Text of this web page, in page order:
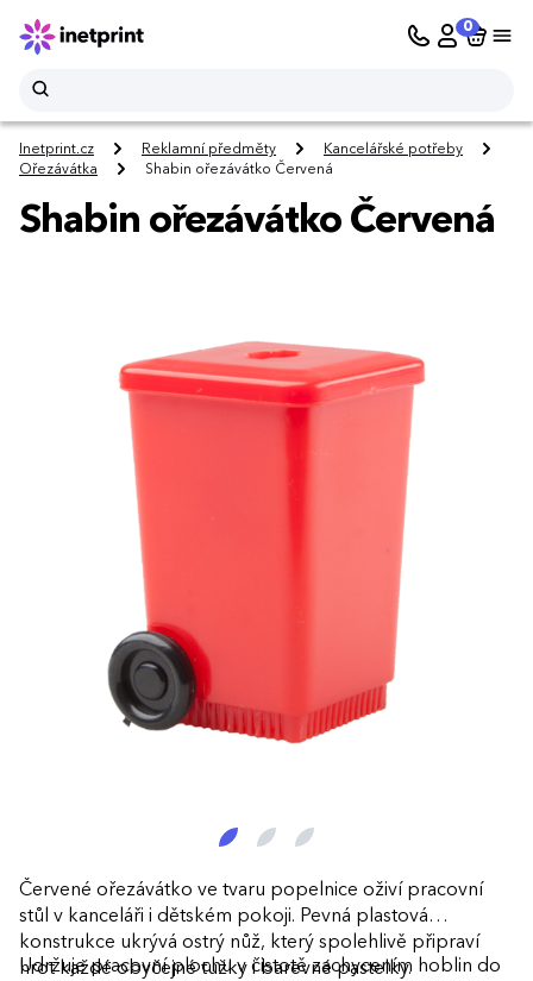
0
Inetprint.cz Reklamní předměty
Kancelářské potřeby
Ořezávátka
Shabin ořezávátko Červená
Shabin ořezávátko Červená
Červené ořezávátko ve tvaru popelnice oživí pracovní
stůl v kanceláři i dětském pokoji. Pevná plastová
konstrukce ukrývá ostrý nůž, který spolehlivě připraví
hrot každé obyčejné tužky i barevné pastelky.
Udržuje pracovní plochu v čistotě zachycením hoblin do